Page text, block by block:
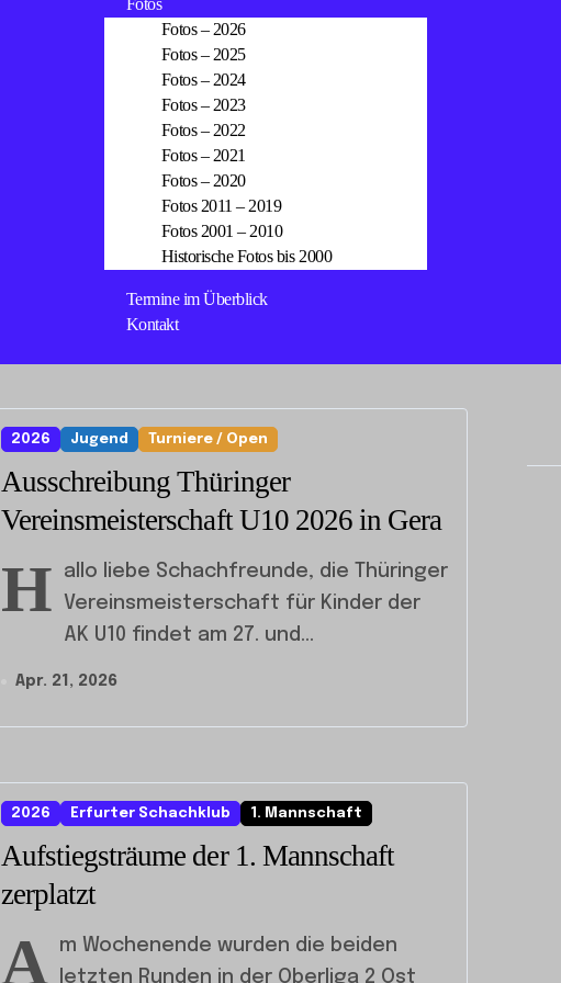
Fotos
Fotos – 2026
Fotos – 2025
Fotos – 2024
Fotos – 2023
Fotos – 2022
Fotos – 2021
Fotos – 2020
Fotos 2011 – 2019
Fotos 2001 – 2010
Historische Fotos bis 2000
Termine im Überblick
Kontakt
2026 Jugend Turniere / Open
Ausschreibung Thüringer
Vereinsmeisterschaft U10 2026 in Gera
H
allo liebe Schachfreunde, die Thüringer
Vereinsmeisterschaft für Kinder der
AK U10 findet am 27. und...
Apr. 21, 2026
2026 Erfurter Schachklub 1. Mannschaft
Aufstiegsträume der 1. Mannschaft
zerplatzt
A
m Wochenende wurden die beiden
letzten Runden in der Oberliga 2 Ost